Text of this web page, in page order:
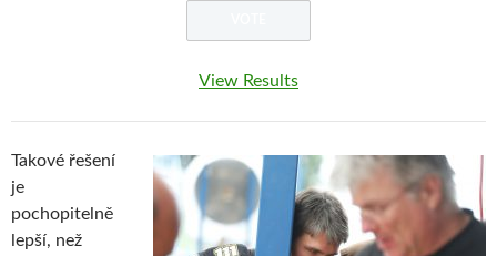
View Results
Takové řešení
je
pochopitelně
lepší, než